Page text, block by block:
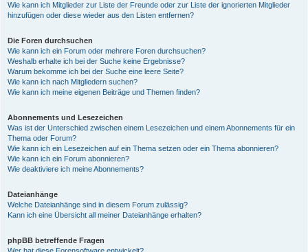
Wie kann ich Mitglieder zur Liste der Freunde oder zur Liste der ignorierten Mitglieder
hinzufügen oder diese wieder aus den Listen entfernen?
Die Foren durchsuchen
Wie kann ich ein Forum oder mehrere Foren durchsuchen?
Weshalb erhalte ich bei der Suche keine Ergebnisse?
Warum bekomme ich bei der Suche eine leere Seite?
Wie kann ich nach Mitgliedern suchen?
Wie kann ich meine eigenen Beiträge und Themen finden?
Abonnements und Lesezeichen
Was ist der Unterschied zwischen einem Lesezeichen und einem Abonnements für ein
Thema oder Forum?
Wie kann ich ein Lesezeichen auf ein Thema setzen oder ein Thema abonnieren?
Wie kann ich ein Forum abonnieren?
Wie deaktiviere ich meine Abonnements?
Dateianhänge
Welche Dateianhänge sind in diesem Forum zulässig?
Kann ich eine Übersicht all meiner Dateianhänge erhalten?
phpBB betreffende Fragen